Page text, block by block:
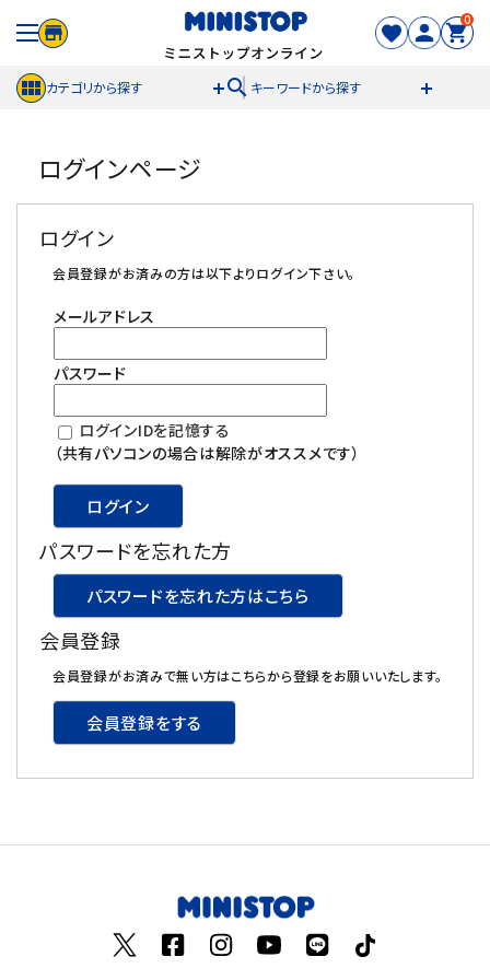
0
カテゴリから探す search キーワードから探す
meeting_room ログイン person 新規登録
セール商品
カテゴリから探す
冷凍食品
スイーツ
お菓子
酒類
日用品
ギフト
ログインページ
ログイン
会員登録がお済みの方は以下よりログイン下さい。
メールアドレス
パスワード
ログインIDを記憶する
（共有パソコンの場合は解除がオススメです）
ログイン
パスワードを忘れた方
パスワードを忘れた方はこちら
会員登録
会員登録がお済みで無い方はこちらから登録をお願いいたします。
会員登録をする